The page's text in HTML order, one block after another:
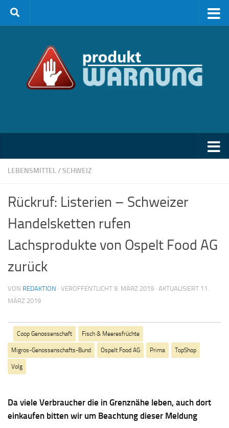
Zum Inhalt springen
LEBENSMITTEL/SCHWEIZ
Rückruf: Listerien – Schweizer
Handelsketten rufen
Lachsprodukte von Ospelt Food AG
zurück
VON REDAKTION · VERÖFFENTLICHT 9. MÄRZ 2019 · AKTUALISIERT 11.
MÄRZ 2019
Coop Genossenschaft Fisch & Meeresfrüchte
Migros-Genossenschafts-Bund Ospelt Food AG Prima TopShop
Volg
Da viele Verbraucher die in Grenznähe leben, auch dort
einkaufen bitten wir um Beachtung dieser Meldung